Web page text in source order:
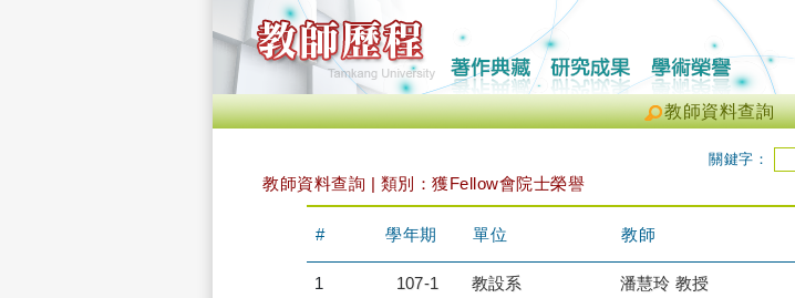
教師資料查詢
關鍵字：
教師資料查詢 | 類別：獲Fellow會院士榮譽
# 學年期 單位 教師
1 107-1 教設系 潘慧玲 教授